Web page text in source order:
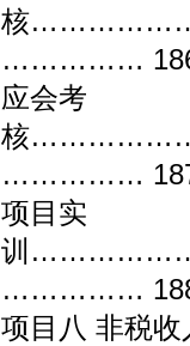
核
……………
应会考
核
……………
项目实
训
……………
项目八 非税收